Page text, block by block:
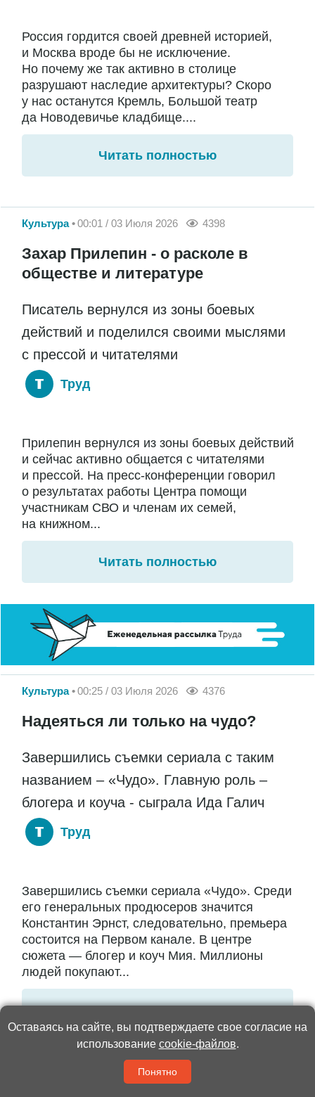
Россия гордится своей древней историей,
и Москва вроде бы не исключение.
Но почему же так активно в столице
разрушают наследие архитектуры? Скоро
у нас останутся Кремль, Большой театр
да Новодевичье кладбище....
Читать полностью
Культура 00:01 / 03 Июля 2026 4398
Захар Прилепин - о расколе в
обществе и литературе
Писатель вернулся из зоны боевых
действий и поделился своими мыслями
с прессой и читателями
Труд
Прилепин вернулся из зоны боевых действий
и сейчас активно общается с читателями
и прессой. На пресс-конференции говорил
о результатах работы Центра помощи
участникам СВО и членам их семей,
на книжном...
Читать полностью
Культура 00:25 / 03 Июля 2026 4376
Надеяться ли только на чудо?
Завершились съемки сериала с таким
названием – «Чудо». Главную роль –
блогера и коуча - сыграла Ида Галич
Труд
Завершились съемки сериала «Чудо». Среди
его генеральных продюсеров значится
Константин Эрнст, следовательно, премьера
состоится на Первом канале. В центре
сюжета — блогер и коуч Мия. Миллионы
людей покупают...
Читать полностью
21:29 / 17 Июля 2026
Оставаясь на сайте, вы подтверждаете свое согласие на
использование cookie-файлов.
Понятно